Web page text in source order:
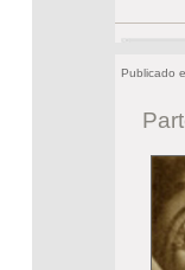
Publicado